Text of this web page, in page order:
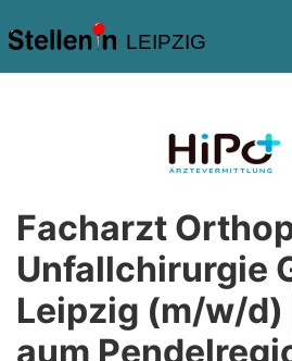
LEIPZIG
Facharzt
Unfallchirurgie
Leipzig (m/w/d)
aum